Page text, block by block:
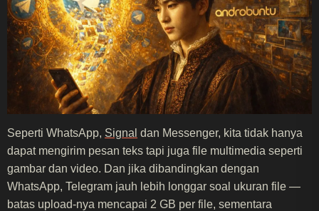
Seperti WhatsApp, Signal dan Messenger, kita tidak hanya
dapat mengirim pesan teks tapi juga file multimedia seperti
gambar dan video. Dan jika dibandingkan dengan
WhatsApp, Telegram jauh lebih longgar soal ukuran file —
batas upload-nya mencapai 2 GB per file, sementara